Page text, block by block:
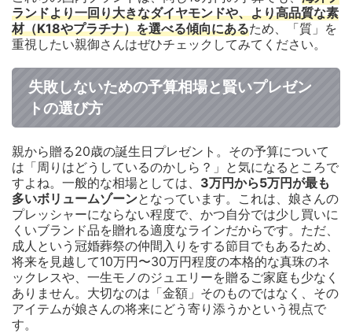
ランドより一回り大きなダイヤモンドや、より高品質な素
材（K18やプラチナ）を選べる傾向にあるため、「質」を
重視したい親御さんはぜひチェックしてみてください。
失敗しないための予算相場と賢いプレゼン
トの選び方
親から贈る20歳の誕生日プレゼント。その予算について
は「周りはどうしているのかしら？」と気になるところで
すよね。一般的な相場としては、 3万円から5万円が最も
多いボリュームゾーンとなっています。これは、娘さんの
プレッシャーにならない程度で、かつ自分では少し買いに
くいブランド品を贈れる適度なラインだからです。ただ、
成人という冠婚葬祭の仲間入りをする節目でもあるため、
将来を見越して10万円〜30万円程度の本格的な真珠のネ
ックレスや、一生モノのジュエリーを贈るご家庭も少なく
ありません。大切なのは「金額」そのものではなく、その
アイテムが娘さんの将来にどう寄り添うかという視点で
す。